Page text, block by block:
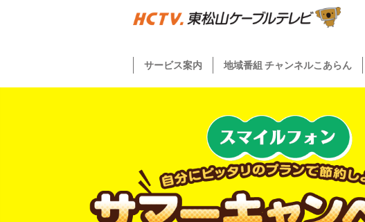
サービス案内 地域番組 チャンネルこあらん